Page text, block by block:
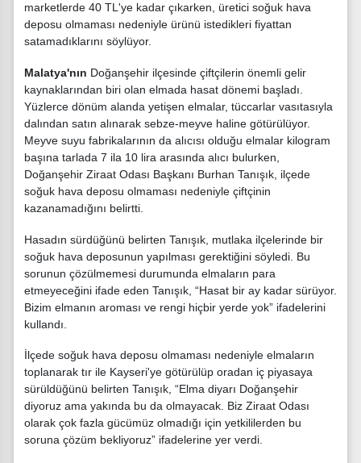
marketlerde 40 TL'ye kadar çıkarken, üretici soğuk hava
deposu olmaması nedeniyle ürünü istedikleri fiyattan
satamadıklarını söylüyor.
Malatya'nın Doğanşehir ilçesinde çiftçilerin önemli gelir
kaynaklarından biri olan elmada hasat dönemi başladı.
Yüzlerce dönüm alanda yetişen elmalar, tüccarlar vasıtasıyla
dalından satın alınarak sebze-meyve haline götürülüyor.
Meyve suyu fabrikalarının da alıcısı olduğu elmalar kilogram
başına tarlada 7 ila 10 lira arasında alıcı bulurken,
Doğanşehir Ziraat Odası Başkanı Burhan Tanışık, ilçede
soğuk hava deposu olmaması nedeniyle çiftçinin
kazanamadığını belirtti.
Hasadın sürdüğünü belirten Tanışık, mutlaka ilçelerinde bir
soğuk hava deposunun yapılması gerektiğini söyledi. Bu
sorunun çözülmemesi durumunda elmaların para
etmeyeceğini ifade eden Tanışık, “Hasat bir ay kadar sürüyor.
Bizim elmanın aroması ve rengi hiçbir yerde yok” ifadelerini
kullandı.
İlçede soğuk hava deposu olmaması nedeniyle elmaların
toplanarak tır ile Kayseri'ye götürülüp oradan iç piyasaya
sürüldüğünü belirten Tanışık, “Elma diyarı Doğanşehir
diyoruz ama yakında bu da olmayacak. Biz Ziraat Odası
olarak çok fazla gücümüz olmadığı için yetkililerden bu
soruna çözüm bekliyoruz” ifadelerine yer verdi.